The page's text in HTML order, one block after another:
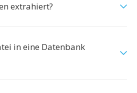
extrahiert?
in eine Datenbank